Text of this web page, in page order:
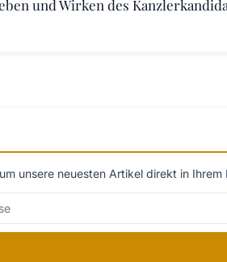
und Wirken des
unsere neuesten Artikel direkt in